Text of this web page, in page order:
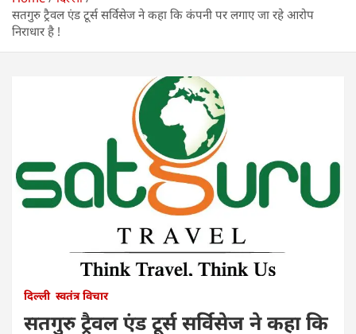
सतगुरु ट्रैवल एंड टूर्स सर्विसेज ने कहा कि कंपनी पर लगाए जा रहे आरोप
निराधार है !
दिल्ली स्वतंत्र विचार
सतगुरु ट्रैवल एंड टूर्स सर्विसेज ने कहा कि